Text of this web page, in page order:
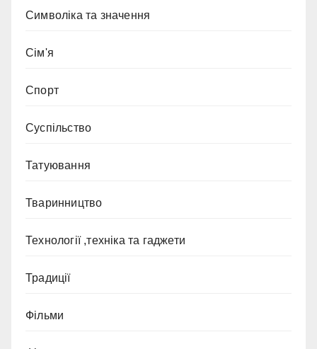
Символіка та значення
Сім'я
Спорт
Суспільство
Татуювання
Тваринництво
Технології ,техніка та гаджети
Традиції
Фільми